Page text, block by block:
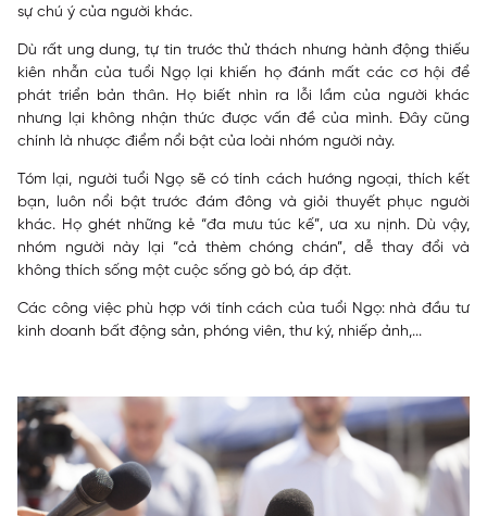
sự chú ý của người khác.
Dù rất ung dung, tự tin trước thử thách nhưng hành động thiếu
kiên nhẫn của tuổi Ngọ lại khiến họ đánh mất các cơ hội để
phát triển bản thân. Họ biết nhìn ra lỗi lầm của người khác
nhưng lại không nhận thức được vấn đề của mình. Đây cũng
chính là nhược điểm nổi bật của loài nhóm người này.
Tóm lại, người tuổi Ngọ sẽ có tính cách hướng ngoại, thích kết
bạn, luôn nổi bật trước đám đông và giỏi thuyết phục người
khác. Họ ghét những kẻ “đa mưu túc kế”, ưa xu nịnh. Dù vậy,
nhóm người này lại “cả thèm chóng chán”, dễ thay đổi và
không thích sống một cuộc sống gò bó, áp đặt.
Các công việc phù hợp với tính cách của tuổi Ngọ: nhà đầu tư
kinh doanh bất động sản, phóng viên, thư ký, nhiếp ảnh,...